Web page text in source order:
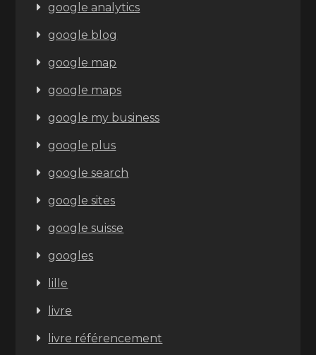
google analytics
google blog
google map
google maps
google my business
google plus
google search
google sites
google suisse
googles
lille
livre
livre référencement